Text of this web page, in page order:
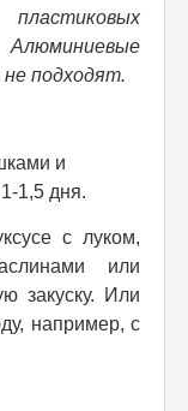
подходят.
и
1,5 дня.
с луком,
или
закуску. Или
например, с